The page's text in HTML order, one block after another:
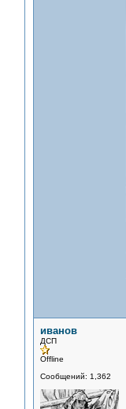
иванов
ДСП
Offline
Сообщений: 1,362